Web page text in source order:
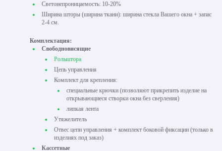
Светонепроницаемость: 10-20%
Ширина шторы (ширина ткани): ширина стекла Вашего окна + запас
2-4 см.
Комплектация:
Свободновисящие
Рольштора
Цепь управления
Комплект для крепления:
специальные крючки (позволяют прикрепить изделие на
открывающиеся створки окна без сверления)
липкая лента
Утяжелитель
Отвес цепи управления + комплект боковой фиксации (только в
изделиях под заказ)
Кассетные